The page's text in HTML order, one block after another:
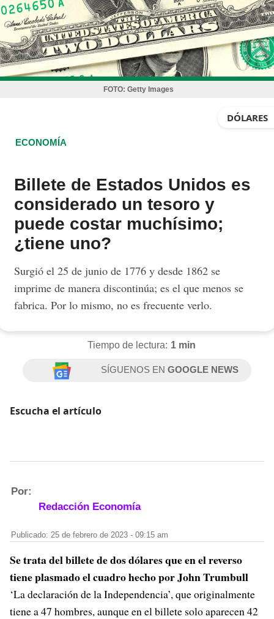
FOTO: Getty Images
DÓLARES
ECONOMÍA
Billete de Estados Unidos es
considerado un tesoro y
puede costar muchísimo;
¿tiene uno?
Surgió el 25 de junio de 1776 y desde 1862 se
imprime de manera discontinúa; es el que menos se
fabrica. Por lo mismo, no es frecuente verlo.
Tiempo de lectura: 1 min
SÍGUENOS ENGOOGLE NEWS
Escucha el artículo
Por:
Redacción Economía
Publicado: 25 de febrero de 2023 - 09:15 am
Se trata del billete de dos dólares que en el reverso
tiene plasmado el cuadro hecho por John Trumbull
‘La declaración de la Independencia’, que originalmente
tiene a 47 hombres, aunque en el billete solo aparecen 42